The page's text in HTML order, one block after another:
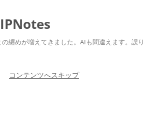
纏めが増えてきました。AIも間違えます。誤
コンテンツへスキップ